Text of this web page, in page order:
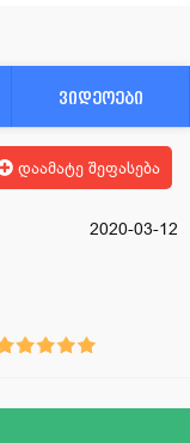
ვიდეოები
დაამატე შეფასება
2020-03-12